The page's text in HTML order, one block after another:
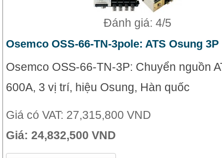
Đánh giá: 4/5
Osemco OSS-66-TN-3pole: ATS Osung 3P
Osemco OSS-66-TN-3P: Chuyển nguồn
600A, 3 vị trí, hiệu Osung, Hàn quốc
Giá có VAT: 27,315,800 VND
Giá: 24,832,500 VND